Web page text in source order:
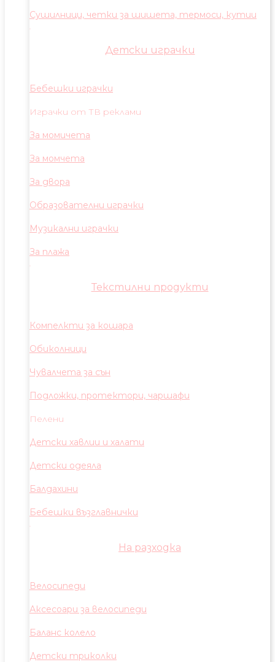
Сушилници, четки за шишета, термоси, кутии
Детски играчки
Бебешки играчки
Играчки от ТВ реклами
За момичета
За момчета
За двора
Образователни играчки
Музикални играчки
За плажа
Текстилни продукти
Компелкти за кошара
Обиколници
Чувалчета за сън
Подложки, протектори, чаршафи
Пелени
Детски хавлии и халати
Детски одеяла
Балдахини
Бебешки възглавнички
На разходка
Велосипеди
Аксесоари за велосипеди
Баланс колело
Детски триколки